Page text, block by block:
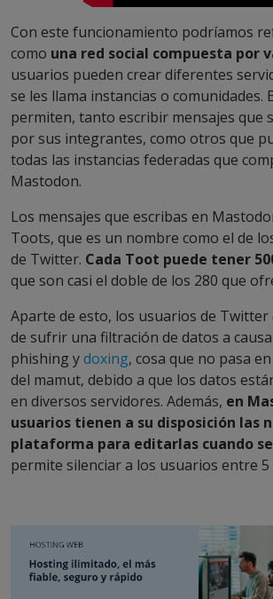
Con este funcionamiento podríamos
como una red social compuesta por
usuarios pueden crear diferentes
se les llama instancias o comunidades.
permiten, tanto escribir mensajes que
por sus integrantes, como otros que
todas las instancias federadas que
Mastodon.
Los mensajes que escribas en
Toots, que es un nombre como el de
de Twitter. Cada Toot puede tener
que son casi el doble de los 280 que
Aparte de esto, los usuarios de
de sufrir una filtración de datos a
phishing ydoxing, cosa que no pasa
del mamut, debido a que los datos
en diversos servidores. Además, en
usuarios tienen a su disposición las
plataforma para editarlas cuando
permite silenciar a los usuarios entre 5